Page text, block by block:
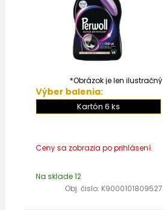
*Obrázok je len ilustračný
Výber balenia:
Kartón 6 ks
Na sklade 12
Obj. čislo: K9000101809527